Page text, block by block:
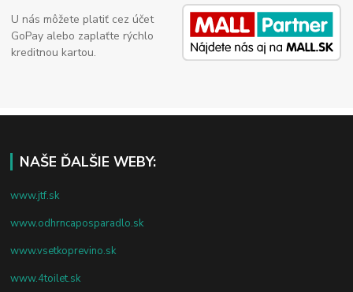
U nás môžete platiť cez účet
GoPay alebo zaplaťte rýchlo
kreditnou kartou.
NAŠE ĎALŠIE WEBY:
www.jtf.sk
www.odhrncaposparadlo.sk
www.vsetkoprevino.sk
www.4toilet.sk